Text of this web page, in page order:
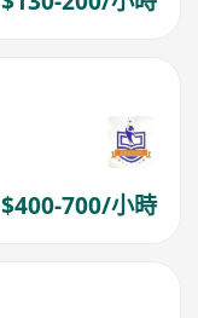
$400-700/小時